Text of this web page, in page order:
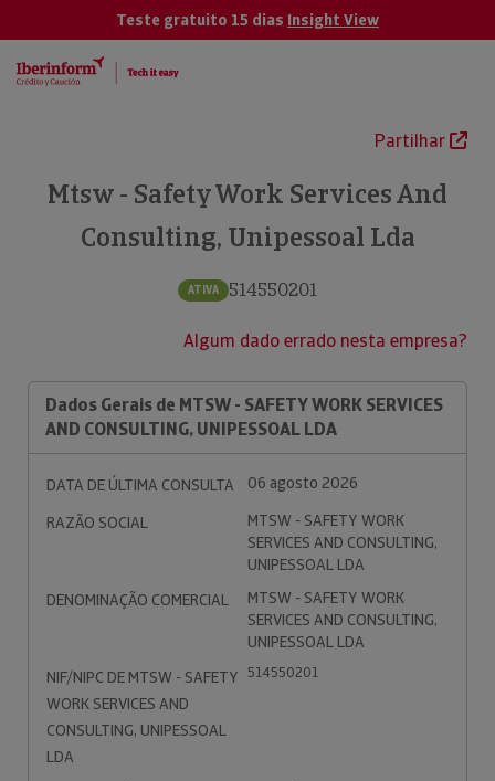
Teste gratuito 15 dias Insight View
Partilhar
Mtsw - Safety Work Services And
Consulting, Unipessoal Lda
ATIVA 514550201
Algum dado errado nesta empresa?
Dados Gerais de MTSW - SAFETY WORK SERVICES
AND CONSULTING, UNIPESSOAL LDA
DATA DE ÚLTIMA CONSULTA
06 agosto 2026
RAZÃO SOCIAL
MTSW - SAFETY WORK
SERVICES AND CONSULTING,
UNIPESSOAL LDA
DENOMINAÇÃO COMERCIAL
MTSW - SAFETY WORK
SERVICES AND CONSULTING,
UNIPESSOAL LDA
NIF/NIPC DE MTSW - SAFETY
WORK SERVICES AND
CONSULTING, UNIPESSOAL
LDA
514550201